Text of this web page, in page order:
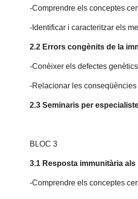
-Comprendre els conceptes
-Identificar i caracteritzar els
2.2 Errors congènits de la
-Conèixer els defectes
-Relacionar les
2.3 Seminaris per
BLOC 3
3.1 Resposta immunitària als
-Comprendre els conceptes